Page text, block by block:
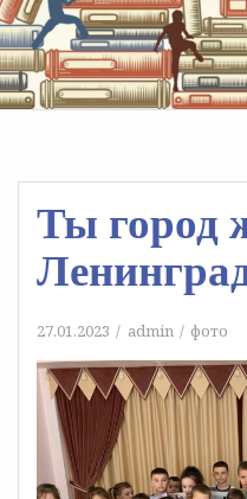
Ты город
27.01.2023 admin фото